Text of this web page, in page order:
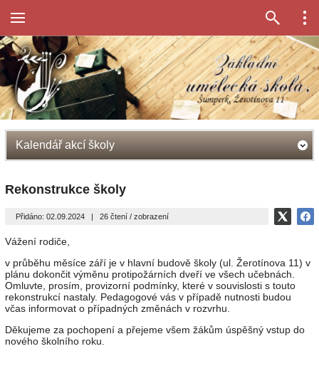
Kalendář akcí školy
Rekonstrukce školy
Přidáno: 02.09.2024 | 26 čtení / zobrazení
Vážení rodiče,
v průběhu měsíce září je v hlavní budově školy (ul. Žerotínova 11) v
plánu dokončit výměnu protipožárních dveří ve všech učebnách.
Omluvte, prosím, provizorní podmínky, které v souvislosti s touto
rekonstrukcí nastaly. Pedagogové vás v případě nutnosti budou
včas informovat o případných změnách v rozvrhu.
Děkujeme za pochopení a přejeme všem žákům úspěšný vstup do
nového školního roku.